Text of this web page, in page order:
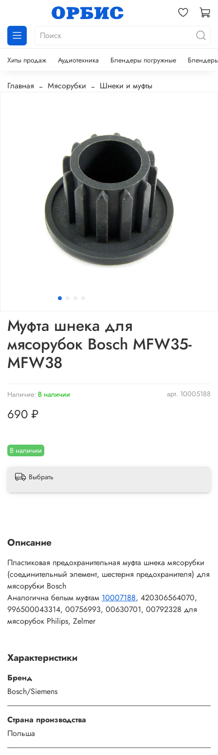
Хиты продаж Аудиотехника Блендеры погружные
Главная Мясорубки Шнеки и муфты
арт. 10005188
Наличие: В наличии
В наличии
Муфта шнека для
мясорубок Bosch MFW35-
MFW38
690 ₽
Выбрать
Описание
Пластиковая предохранительная муфта шнека мясорубки
(соединительный элемент, шестерня предохранителя) для
мясорубки Bosch
Аналогична белым муфтам 10007188, 420306564070,
996500043314, 00756993, 00630701, 00792328 для
мясорубок Philips, Zelmer
Характеристики
Бренд
Bosch/Siemens
Страна производства
Польша